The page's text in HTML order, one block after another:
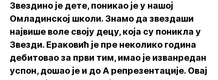
Звездино је дете, поникао је у нашој
Омладинској школи. Знамо да звездаши
највише воле своју децу, која су поникла у
Звезди. Ераковић је пре неколико година
дебитовао за први тим, имао је изванредан
успон, дошао је и до А репрезентације. Овај